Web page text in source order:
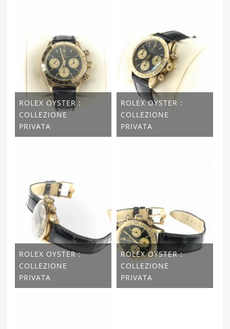
ROLEX OYSTER :
COLLEZIONE
PRIVATA
ROLEX OYSTER :
COLLEZIONE
PRIVATA
ROLEX OYSTER :
COLLEZIONE
PRIVATA
ROLEX OYSTER :
COLLEZIONE
PRIVATA